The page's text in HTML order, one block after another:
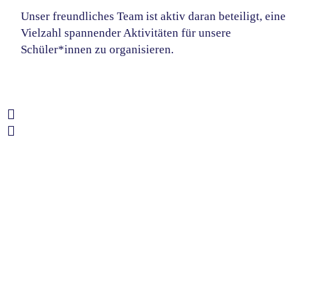
Unser freundliches Team ist aktiv daran beteiligt, eine
Vielzahl spannender Aktivitäten für unsere
Schüler*innen zu organisieren.